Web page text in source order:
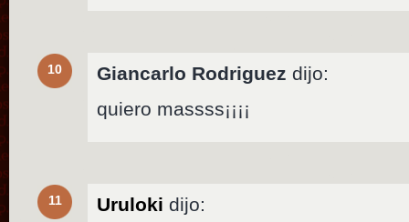
10 Giancarlo Rodriguez dijo:
quiero massss¡¡¡¡
11 Uruloki dijo: